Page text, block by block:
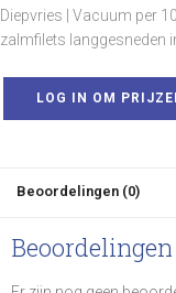
Diepvries | Vacuum per
zalmfilets langgesneden
LOG IN OM
Beoordelingen (0)
Beoordelingen